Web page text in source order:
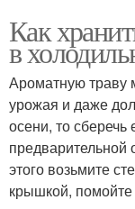
Как
в
Ароматную траву
урожая и даже
осени, то
предварительной
этого возьмите
крышкой, помойте